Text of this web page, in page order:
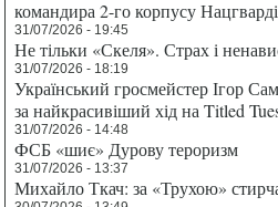
командира 2-го корпусу
31/07/2026 - 19:45
Не тільки «Скеля». Страх і
31/07/2026 - 18:19
Український гросмейстер Ігор
за найкрасивіший хід на Titled
31/07/2026 - 14:48
ФСБ «шиє» Дурову тероризм
31/07/2026 - 13:37
Михайло Ткач: за «Трухою»